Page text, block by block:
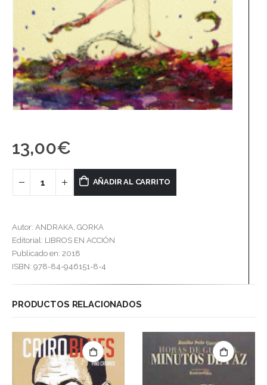
13,00€
AÑADIR AL CARRITO
Autor: ANDRAKA, GORKA
Editorial: LIBROS EN ACCIÓN
Publicado en: 2018
ISBN: 978-84-946151-8-4
PRODUCTOS RELACIONADOS